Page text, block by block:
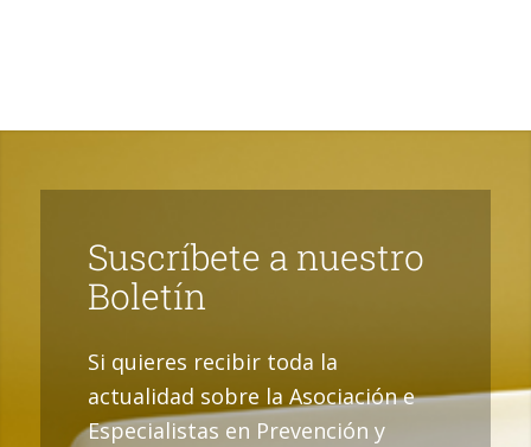
Suscríbete a nuestro
Boletín
Si quieres recibir toda la
actualidad sobre la Asociación e
Especialistas en Prevención y